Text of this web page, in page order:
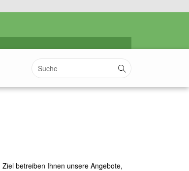
Suchen
betreiben Ihnen unsere Angebote,